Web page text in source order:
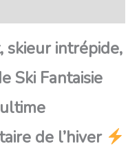
skieur intrépide,
Ski Fantaisie
de l’hiver